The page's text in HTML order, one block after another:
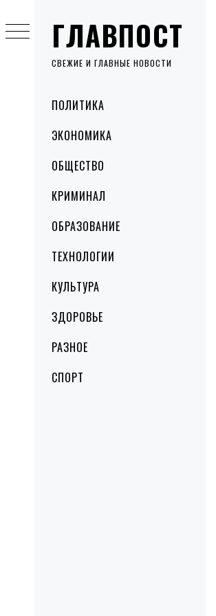
ГЛАВПОСТ
СВЕЖИЕ И ГЛАВНЫЕ НОВОСТИ
MenuПОЛИТИКА
ЭКОНОМИКА
ОБЩЕСТВО
КРИМИНАЛ
ОБРАЗОВАНИЕ
ТЕХНОЛОГИИ
КУЛЬТУРА
ЗДОРОВЬЕ
РАЗНОЕ
СПОРТ
to
content